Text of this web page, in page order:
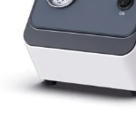
COMPRAR /